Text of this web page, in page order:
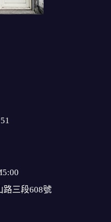
路三段608號